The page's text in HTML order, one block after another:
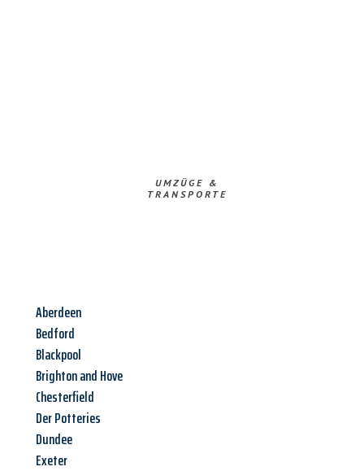
UMZÜGE &
TRANSPORTE
Aberdeen
Bedford
Blackpool
Brighton and Hove
Chesterfield
Der Potteries
Dundee
Exeter